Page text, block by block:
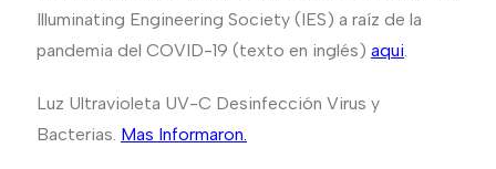
Illuminating Engineering Society (IES) a raíz de la
pandemia del COVID-19 (texto en inglés) aqui.
Luz Ultravioleta UV-C Desinfección Virus y
Bacterias. Mas Informaron.